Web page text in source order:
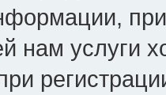
нам услуги